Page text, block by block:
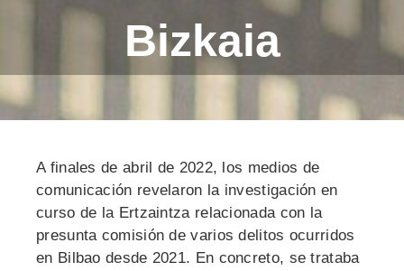
Bizkaia
A finales de abril de 2022, los medios de
comunicación revelaron la investigación en
curso de la Ertzaintza relacionada con la
presunta comisión de varios delitos ocurridos
en Bilbao desde 2021. En concreto, se trataba